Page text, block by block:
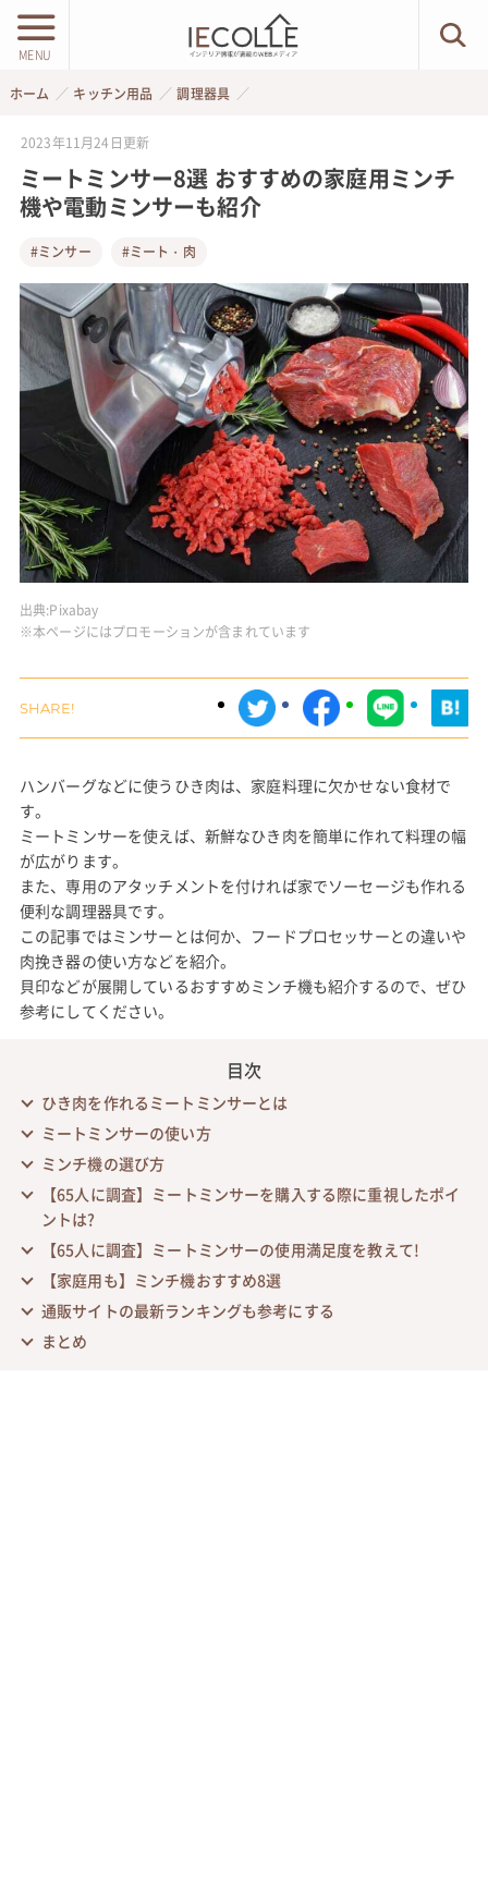
MENU
ホーム キッチン用品 調理器具
2023年11月24日更新
ミートミンサー8選 おすすめの家庭用ミンチ
機や電動ミンサーも紹介
#ミンサー #ミート・肉
出典:Pixabay
※本ページにはプロモーションが含まれています
ハンバーグなどに使うひき肉は、家庭料理に欠かせない食材で
す。
ミートミンサーを使えば、新鮮なひき肉を簡単に作れて料理の幅
が広がります。
また、専用のアタッチメントを付ければ家でソーセージも作れる
便利な調理器具です。
この記事ではミンサーとは何か、フードプロセッサーとの違いや
肉挽き器の使い方などを紹介。
貝印などが展開しているおすすめミンチ機も紹介するので、ぜひ
参考にしてください。
目次
ひき肉を作れるミートミンサーとは
ミートミンサーの使い方
ミンチ機の選び方
【65人に調査】ミートミンサーを購入する際に重視したポイ
ントは?
【65人に調査】ミートミンサーの使用満足度を教えて!
【家庭用も】ミンチ機おすすめ8選
通販サイトの最新ランキングも参考にする
まとめ